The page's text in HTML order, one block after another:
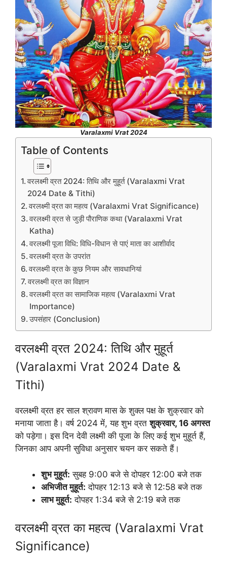
Varalaxmi Vrat 2024
Table of Contents
वरलक्ष्मी व्रत 2024: तिथि और मुहूर्त (Varalaxmi Vrat
2024 Date & Tithi)
वरलक्ष्मी व्रत का महत्व (Varalaxmi Vrat Significance)
वरलक्ष्मी व्रत से जुड़ी पौराणिक कथा (Varalaxmi Vrat
Katha)
वरलक्ष्मी पूजा विधि: विधि-विधान से पाएं माता का आशीर्वाद
वरलक्ष्मी व्रत के उपरांत
वरलक्ष्मी व्रत के कुछ नियम और सावधानियां
वरलक्ष्मी व्रत का विज्ञान
वरलक्ष्मी व्रत का सामाजिक महत्व (Varalaxmi Vrat
Importance)
उपसंहार (Conclusion)
वरलक्ष्मी व्रत 2024: तिथि और मुहूर्त
(Varalaxmi Vrat 2024 Date &
Tithi)
वरलक्ष्मी व्रत हर साल श्रावण मास के शुक्ल पक्ष के शुक्रवार को
मनाया जाता है। वर्ष 2024 में, यह शुभ व्रतशुक्रवार, 16 अगस्त
को पड़ेगा। इस दिन देवी लक्ष्मी की पूजा के लिए कई शुभ मुहूर्त हैं,
जिनका आप अपनी सुविधा अनुसार चयन कर सकते हैं।
शुभ मुहूर्त: सुबह 9:00 बजे से दोपहर 12:00 बजे तक
अभिजीत मुहूर्त: दोपहर 12:13 बजे से 12:58 बजे तक
लाभ मुहूर्त: दोपहर 1:34 बजे से 2:19 बजे तक
वरलक्ष्मी व्रत का महत्व (Varalaxmi Vrat
Significance)